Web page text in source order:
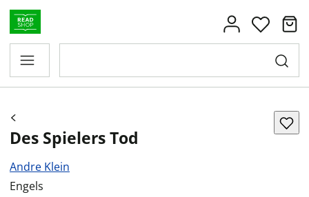
Des Spielers Tod
Andre Klein
Engels